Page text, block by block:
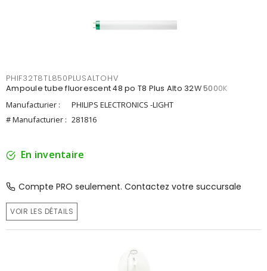
PHIF32T8TL850PLUSALTOHV
Ampoule tube fluorescent 48 po T8 Plus Alto 32W 5000K
Manufacturier :
PHILIPS ELECTRONICS -LIGHT
# Manufacturier : 281816
En inventaire
Compte PRO seulement. Contactez votre succursale
VOIR LES DÉTAILS